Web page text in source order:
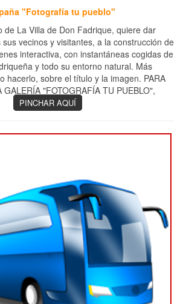
"Fotografía tu pueblo"
de La Villa de Don Fadrique, quiere dar
vecinos y visitantes, a la construcción de
interactiva, con instantáneas cogidas de
y todo su entorno natural. Más
hacerlo, sobre el título y la imagen. PARA
GALERÍA "FOTOGRAFÍA TU PUEBLO",
PINCHAR AQUÍ